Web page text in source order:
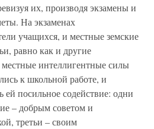
их, производя экзамены и
На экзаменах
учащихся, и местные земские
равно как и другие
интеллигентные силы
к школьной работе, и
ей посильное содействие: одни
– добрым советом и
третьи – своим